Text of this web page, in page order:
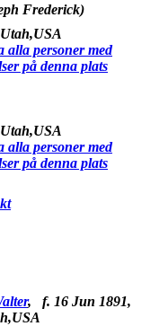
Frederick)
, f. 16 Jun 1891,